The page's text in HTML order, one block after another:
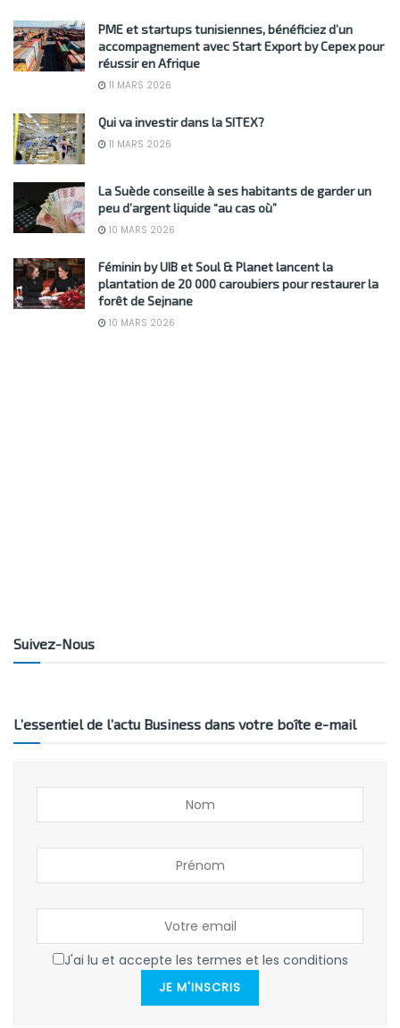
PME et startups tunisiennes, bénéficiez d’un
accompagnement avec Start Export by Cepex pour
réussir en Afrique
11 MARS 2026
Qui va investir dans la SITEX?
11 MARS 2026
La Suède conseille à ses habitants de garder un
peu d’argent liquide “au cas où”
10 MARS 2026
Féminin by UIB et Soul & Planet lancent la
plantation de 20 000 caroubiers pour restaurer la
forêt de Sejnane
10 MARS 2026
Suivez-Nous
L’essentiel de l’actu Business dans votre boîte e-mail
J'ai lu et accepte les termes et les conditions
JE M'INSCRIS